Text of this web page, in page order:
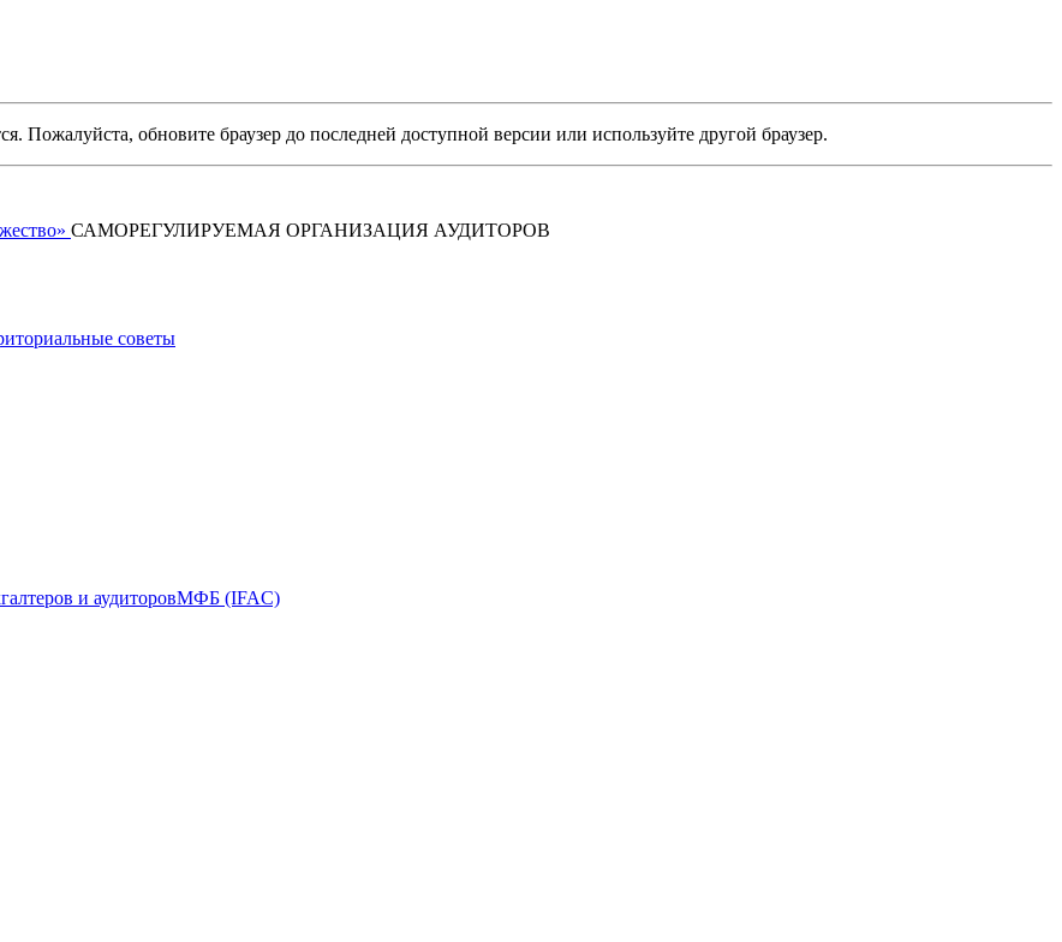
Пожалуйста, обновите браузер до последней доступной версии или используйте другой браузер.
САМОРЕГУЛИРУЕМАЯ ОРГАНИЗАЦИЯ АУДИТОРОВ
советы
и аудиторовМФБ (IFAC)